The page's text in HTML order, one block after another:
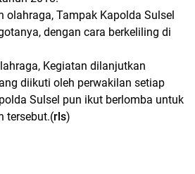
olahraga, Tampak Kapolda Sulsel
dengan cara berkeliling di
Kegiatan dilanjutkan
diikuti oleh perwakilan setiap
Sulsel pun ikut berlomba untuk
tersebut.(rls)